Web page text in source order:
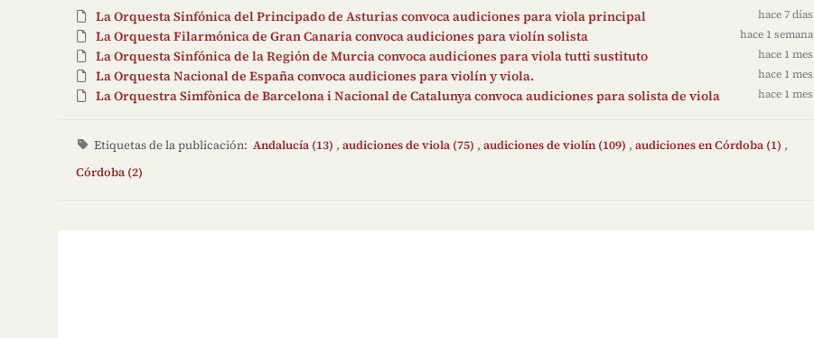
La Orquesta Sinfónica del Principado de Asturias convoca audiciones para viola principal
hace 7 días
La Orquesta Filarmónica de Gran Canaria convoca audiciones para violín solista hace 1 semana
La Orquesta Sinfónica de la Región de Murcia convoca audiciones para viola tutti sustituto hace 1 mes
La Orquesta Nacional de España convoca audiciones para violín y viola. hace 1 mes
La Orquestra Simfònica de Barcelona i Nacional de Catalunya convoca audiciones para solista de viola hace 1 mes
Etiquetas de la publicación: Andalucía (13) , audiciones de viola (75) , audiciones de violín (109) , audiciones en Córdoba (1) ,
Córdoba (2)